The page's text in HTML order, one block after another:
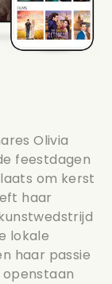
Olivia
feestdagen
om kerst
haar
lokale
haar passie